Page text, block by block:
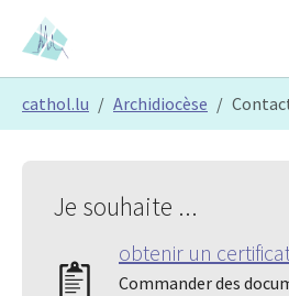
Skip to main content
Skip to page footer
cathol.lu Archidiocèse
Je souhaite ...
obtenir un
Commander des